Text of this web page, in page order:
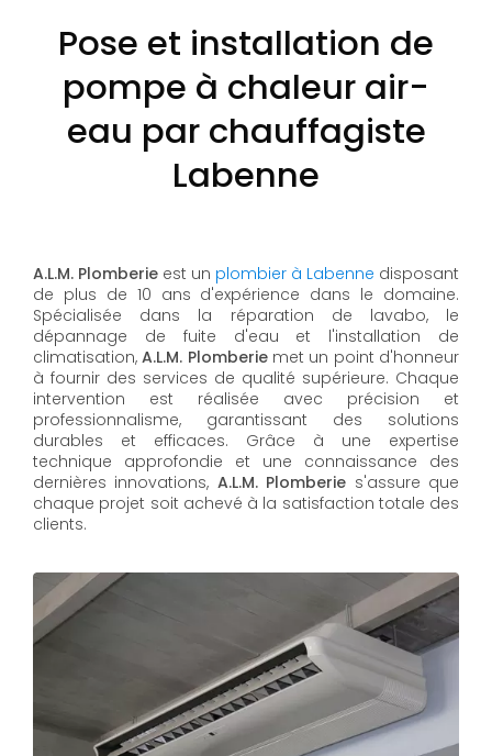
Pose et installation de
pompe à chaleur air-
eau par chauffagiste
Labenne
A.L.M. Plomberie est un plombier à Labenne disposant
de plus de 10 ans d'expérience dans le domaine.
Spécialisée dans la réparation de lavabo, le
dépannage de fuite d'eau et l'installation de
climatisation,A.L.M. Plomberiemet un point d'honneur
à fournir des services de qualité supérieure. Chaque
intervention est réalisée avec précision et
professionnalisme, garantissant des solutions
durables et efficaces. Grâce à une expertise
technique approfondie et une connaissance des
dernières innovations, A.L.M. Plomberie s'assure que
chaque projet soit achevé à la satisfaction totale des
clients.